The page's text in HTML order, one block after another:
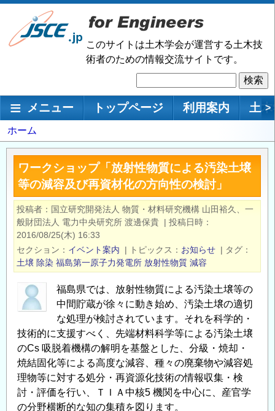
メ
ン
移
このサイトは土木学会が運営する土木技
術者のための情報交流サイトです。
索
メインナビゲーション
メニュー トップページ 利用案内 土 >
パ
ン
ず
ホーム
ワークショップ「放射性物質による汚染⼟壌
等の減容及び再資材化の⽅向性の検討」
投稿者
国立研究開発法人 物質・材料研究機構 山田裕久、一
般財団法人 電力中央研究所 渡邊保貴 | 投稿日時
2016/08/25(木) 16:33
セクション
イベント案内 | トピックス お知らせ | タグ
土壌 除染 福島第一原子力発電所 放射性物質 減容
福島県では、放射性物質による汚染土壌等の
中間貯蔵が徐々に動き始め、汚染土壌の適切
な処理が検討されています。それを科学的・
技術的に支援すべく、先端材料科学等による汚染土壌
のCs 吸脱着機構の解明を基盤とした、分級・焼却・
焼結固化等による高度な減容、種々の廃棄物や減容処
理物等に対する処分・再資源化技術の情報収集・検
討・評価を行い、ＴＩＡ中核5 機関を中心に、産官学
の分野横断的な知の集積を図ります。